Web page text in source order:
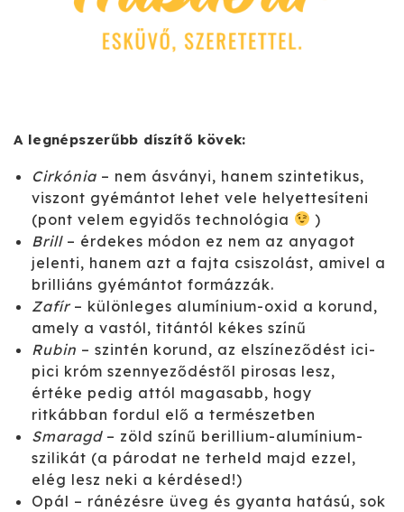
A legnépszerűbb díszítő kövek:
Cirkónia – nem ásványi, hanem szintetikus,
viszont gyémántot lehet vele helyettesíteni
(pont velem egyidős technológia
)
Brill– érdekes módon ez nem az anyagot
jelenti, hanem azt a fajta csiszolást, amivel a
brilliáns gyémántot formázzák.
Zafír– különleges alumínium-oxid a korund,
amely a vastól, titántól kékes színű
Rubin – szintén korund, az elszíneződést ici-
pici króm szennyeződéstől pirosas lesz,
értéke pedig attól magasabb, hogy
ritkábban fordul elő a természetben
Smaragd– zöld színű berillium-alumínium-
szilikát (a párodat ne terheld majd ezzel,
elég lesz neki a kérdésed!)
Opál – ránézésre üveg és gyanta hatású, sok